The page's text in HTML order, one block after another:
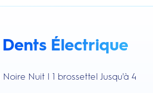
Électrique
Nuit | 1 brossette| Jusqu'à 4